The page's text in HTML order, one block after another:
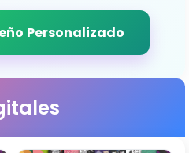
Personalizado